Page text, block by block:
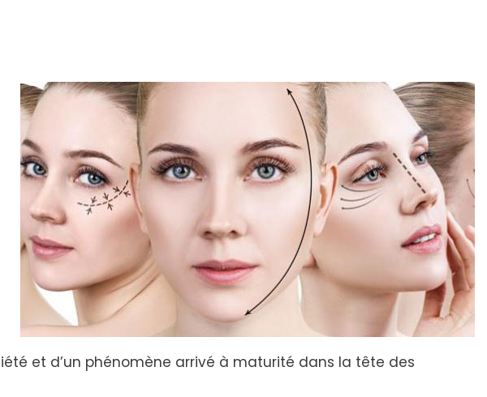
et d’un phénomène arrivé à maturité dans la tête des